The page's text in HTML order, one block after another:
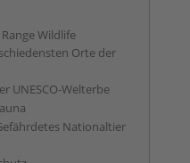
Wildlife
Orte der
UNESCO-Welterbe
Nationaltier